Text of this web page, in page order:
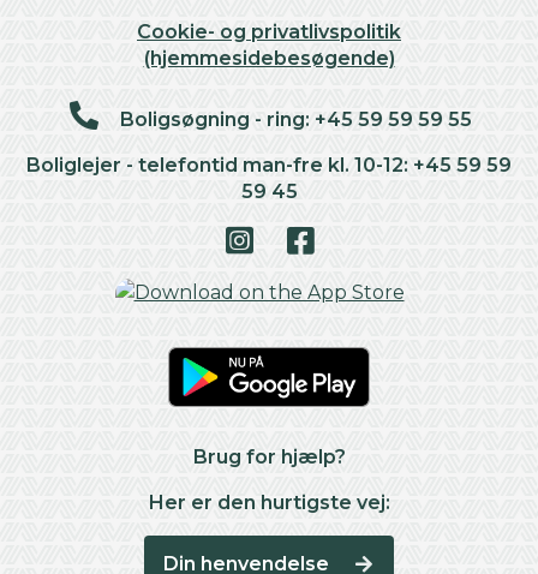
Cookie- og privatlivspolitik
(hjemmesidebesøgende)
Boligsøgning - ring: +45 59 59 59 55
Boliglejer - telefontid man-fre kl. 10-12: +45 59 59
59 45
Brug for hjælp?
Her er den hurtigste vej:
Din henvendelse